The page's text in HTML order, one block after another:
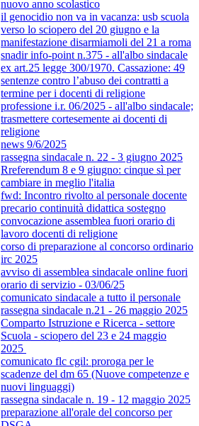
nuovo anno scolastico
il genocidio non va in vacanza: usb scuola
verso lo sciopero del 20 giugno e la
manifestazione disarmiamoli del 21 a roma
snadir info-point n.375 - all'albo sindacale
ex art.25 legge 300/1970. Cassazione: 49
sentenze contro l’abuso dei contratti a
termine per i docenti di religione
professione i.r. 06/2025 - all'albo sindacale;
trasmettere cortesemente ai docenti di
religione
news 9/6/2025
rassegna sindacale n. 22 - 3 giugno 2025
Rreferendum 8 e 9 giugno: cinque sì per
cambiare in meglio l'italia
fwd: Incontro rivolto al personale docente
precario continuità didattica sostegno
convocazione assemblea fuori orario di
lavoro docenti di religione
corso di preparazione al concorso ordinario
irc 2025
avviso di assemblea sindacale online fuori
orario di servizio - 03/06/25
comunicato sindacale a tutto il personale
rassegna sindacale n.21 - 26 maggio 2025
Comparto Istruzione e Ricerca - settore
Scuola - sciopero del 23 e 24 maggio
2025
comunicato flc cgil: proroga per le
scadenze del dm 65 (Nuove competenze e
nuovi linguaggi)
rassegna sindacale n. 19 - 12 maggio 2025
preparazione all'orale del concorso per